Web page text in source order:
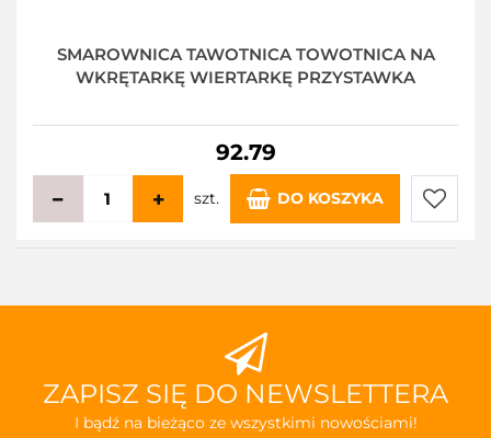
SMAROWNICA TAWOTNICA TOWOTNICA NA
WKRĘTARKĘ WIERTARKĘ PRZYSTAWKA
92.79
szt. DO KOSZYKA
Do
ZAPISZ SIĘ DO NEWSLETTERA
I bądź na bieżąco ze wszystkimi nowościami!